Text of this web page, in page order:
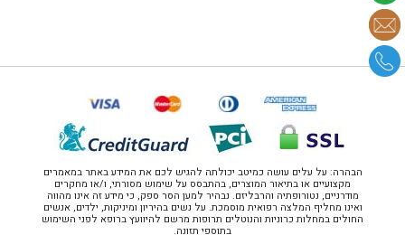
הבהרה: על עלים עושה כמיטב יכולתה להגיש לכם את המידע באתר במאמרים
מקצועיים או בתיאור המוצרים, בהתבסס על שימוש מסורתי, ו/או מחקרים
מודרניים, נטורופתיה והרבליזם. נבהיר למען הסר ספק, כי מידע זה אינו מהווה
ואינו מחליף המלצה רפואית מוסמכת. על נשים בהיריון ומיניקות, ילדים, אנשים
החולים במחלות כרוניות והנוטלים תרופות מרשם להיוועץ ברופא לפני השימוש
בתוספי תזונה.